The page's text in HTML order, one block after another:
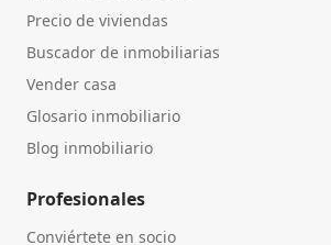
Precio de viviendas
Buscador de inmobiliarias
Vender casa
Glosario inmobiliario
Blog inmobiliario
Profesionales
Conviértete en socio